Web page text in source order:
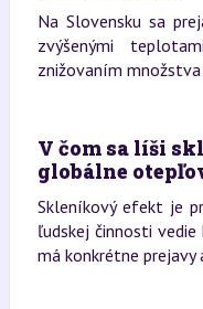
Na Slovensku sa
zvýšenými
znižovaním množstva
V čom sa líši
globálne
Skleníkový efekt je
ľudskej činnosti
má konkrétne prejavy